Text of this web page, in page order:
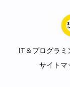
IT＆プログラミ
サイトマ